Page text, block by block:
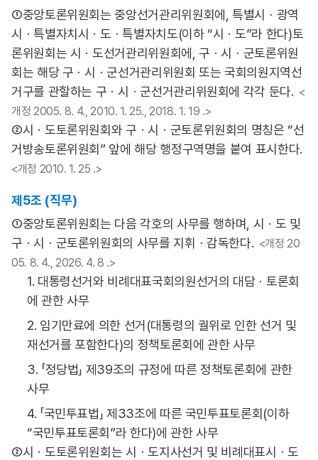
①중앙토론위원회는 중앙선거관리위원회에, 특별시ㆍ광역
시ㆍ특별자치시ㆍ도ㆍ특별자치도(이하 “시ㆍ도”라 한다)토
론위원회는 시ㆍ도선거관리위원회에, 구ㆍ시ㆍ군토론위원
회는 해당 구ㆍ시ㆍ군선거관리위원회 또는 국회의원지역선
거구를 관할하는 구ㆍ시ㆍ군선거관리위원회에 각각 둔다. <
개정 2005. 8. 4., 2010. 1. 25., 2018. 1. 19 .>
②시ㆍ도토론위원회와 구ㆍ시ㆍ군토론위원회의 명칭은 “선
거방송토론위원회” 앞에 해당 행정구역명을 붙여 표시한다.
<개정 2010. 1. 25 .>
제5조 (직무)
①중앙토론위원회는 다음 각호의 사무를 행하며, 시ㆍ도 및
구ㆍ시ㆍ군토론위원회의 사무를 지휘ㆍ감독한다. <개정 20
05. 8. 4., 2026. 4. 8 .>
1. 대통령선거와 비례대표국회의원선거의 대담ㆍ토론회
에 관한 사무
2. 임기만료에 의한 선거(대통령의 궐위로 인한 선거 및
재선거를 포함한다)의 정책토론회에 관한 사무
3. 「정당법」 제39조의 규정에 따른 정책토론회에 관한
사무
4. 「국민투표법」 제33조에 따른 국민투표토론회(이하
“국민투표토론회”라 한다)에 관한 사무
②시ㆍ도토론위원회는 시ㆍ도지사선거 및 비례대표시ㆍ도